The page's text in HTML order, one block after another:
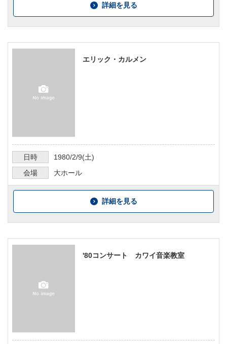
詳細を見る
エリック・カルメン
日時 1980/2/9(土)
会場
大ホール
詳細を見る
'80コンサート カワイ音楽教室